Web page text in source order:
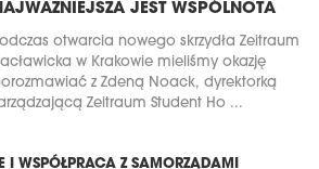
JEST WSPÓLNOTA
otwarcia nowego skrzydła Zeitraum
w Krakowie mieliśmy okazję
z Zdeną Noack, dyrektorką
Zeitraum Student Ho ...
I WSPÓŁPRACA Z SAMORZĄDAMI